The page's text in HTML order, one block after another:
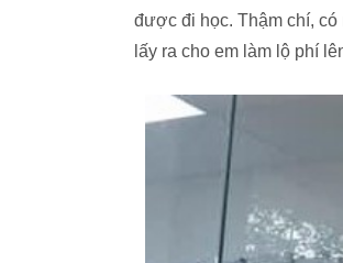
được đi học. Thậm chí,
lấy ra cho em làm lộ phí